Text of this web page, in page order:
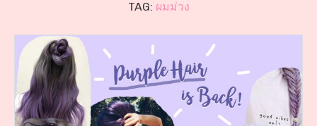
TAG: ผมม่วง